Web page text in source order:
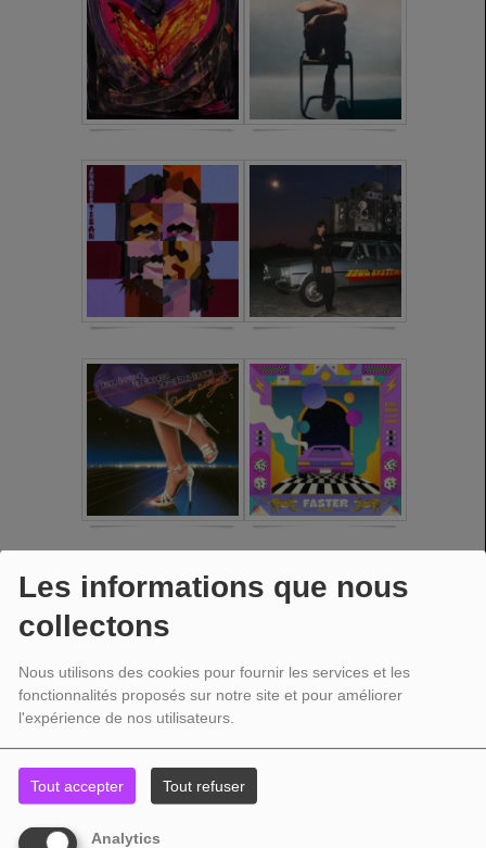
Les informations que nous
collectons
Nous utilisons des cookies pour fournir les services et les
fonctionnalités proposés sur notre site et pour améliorer
l'expérience de nos utilisateurs.
Tout accepter Tout refuser
Analytics